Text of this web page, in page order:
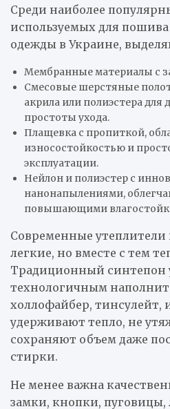
Среди наиболее
используемых для
одежды в Украине,
Мембранные материалы с
Смесовые шерстяные
акрила или полиэстера для
простоты ухода.
Плащевка с пропиткой,
износостойкостью и
эксплуатации.
Нейлон и полиэстер с
нанонапылениями,
повышающими
Современные утеплители
легкие, но вместе с тем
Традиционный синтепон
технологичным
холлофайбер, тинсулейт,
удерживают тепло, не
сохраняют объем даже
стирки.
Не менее важна
замки, кнопки, пуговицы,